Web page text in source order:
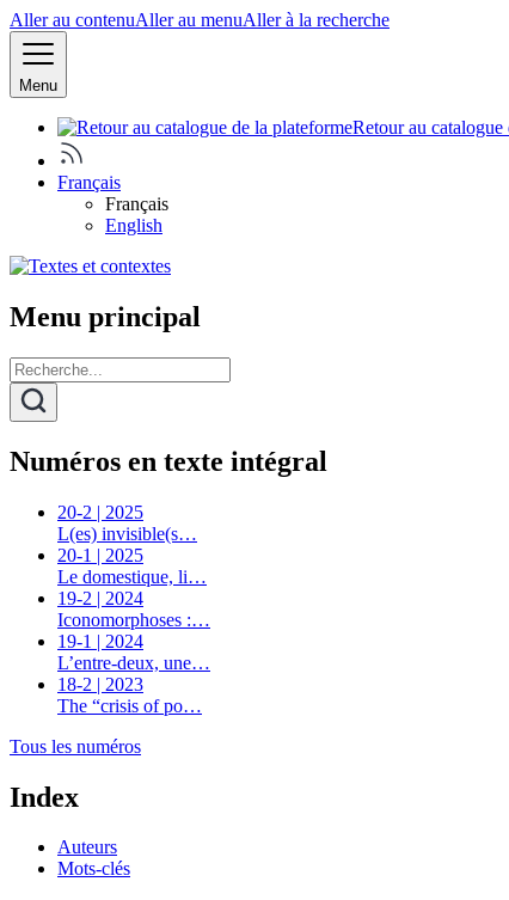
Aller au contenuAller au menuAller à la recherche
Menu
Retour au
Français
Français
English
Menu principal
Numéros en texte intégral
20-2 | 2025
L(es) invisible(s…
20-1 | 2025
Le domestique, li…
19-2 | 2024
Iconomorphoses :…
19-1 | 2024
L’entre-deux, une…
18-2 | 2023
The “crisis of po…
Tous les numéros
Index
Auteurs
Mots-clés